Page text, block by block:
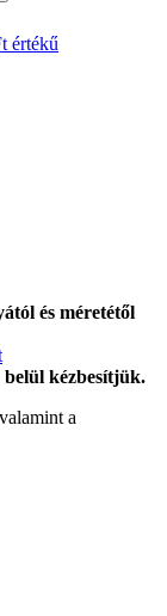
értékű
és méretétől
belül kézbesítjük.
a